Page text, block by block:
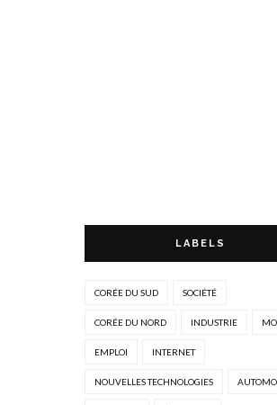
LABELS
CORÉE DU SUD SOCIÉTÉ
CORÉE DU NORD INDUSTRIE
EMPLOI INTERNET
NOUVELLES TECHNOLOGIES